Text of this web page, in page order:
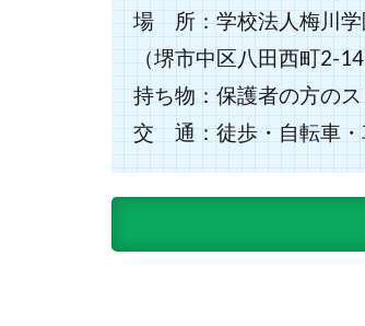
場 所：学校法人梅川
（堺市中区八田西町2-
持ち物：保護者の方の
交 通：徒歩・自転車・